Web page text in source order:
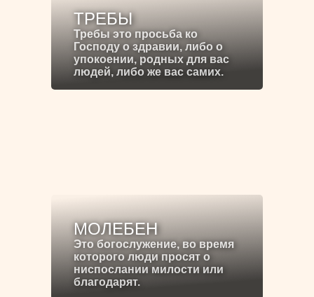
ТРЕБЫ
Требы это просьба ко
Господу о здравии, либо о
упокоении, родных для вас
людей, либо же вас самих.
МОЛЕБЕН
Это богослужение, во время
которого люди просят о
ниспослании милости или
благодарят.